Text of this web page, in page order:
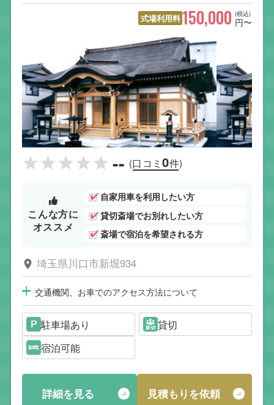
式場利用料 (税込)
150,000 円〜
-- (口コミ0件)
こんな方に
オススメ
自家用車を利用したい方
貸切斎場でお別れしたい方
斎場で宿泊を希望される方
埼玉県川口市新堀934
交通機関、お車でのアクセス方法について
駐車場あり
貸切
宿泊可能
詳細を見る 見積もりを依頼